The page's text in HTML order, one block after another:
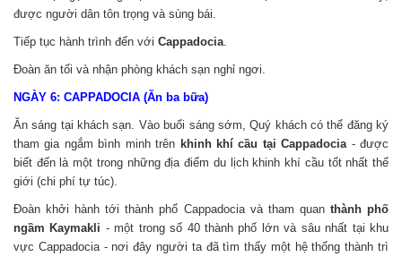
được người dân tôn trọng và sùng bái.
Tiếp tục hành trình đến với Cappadocia.
Đoàn ăn tối và nhận phòng khách sạn nghỉ ngơi.
NGÀY 6: CAPPADOCIA (Ăn ba bữa)
Ăn sáng tại khách sạn. Vào buổi sáng sớm, Quý khách có thể đăng ký
tham gia ngắm bình minh trên khinh khí cầu tại Cappadocia- được
biết đến là một trong những địa điểm du lịch khinh khí cầu tốt nhất thế
giới (chi phí tự túc).
Đoàn khởi hành tới thành phố Cappadocia và tham quan thành phố
ngầm Kaymakli - một trong số 40 thành phố lớn và sâu nhất tại khu
vực Cappadocia - nơi đây người ta đã tìm thấy một hệ thống thành trì